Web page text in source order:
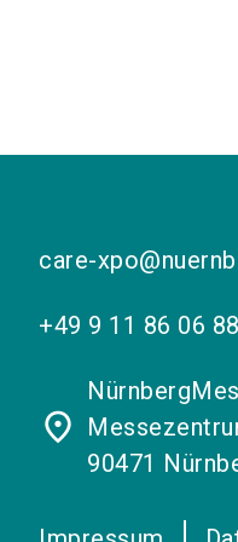
care-
+49 9 11 86 06
place
90471